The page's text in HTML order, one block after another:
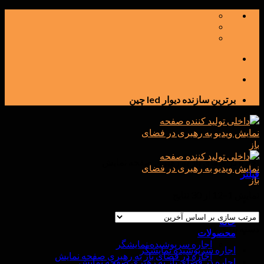
پرش
برترین سازنده دیوار led چین
خانه
محصولات
اجاره سرپوشیده نمایشگر
اجاره در فضای باز به رهبری صفحه نمایش
اجاره در فضای باز به رهبری صفحه نمایش
فیلتر
دسته بندی ها
اجاره سرپوشیده نمایشگر
اجاره در فضای باز به رهبری صفحه نمایش